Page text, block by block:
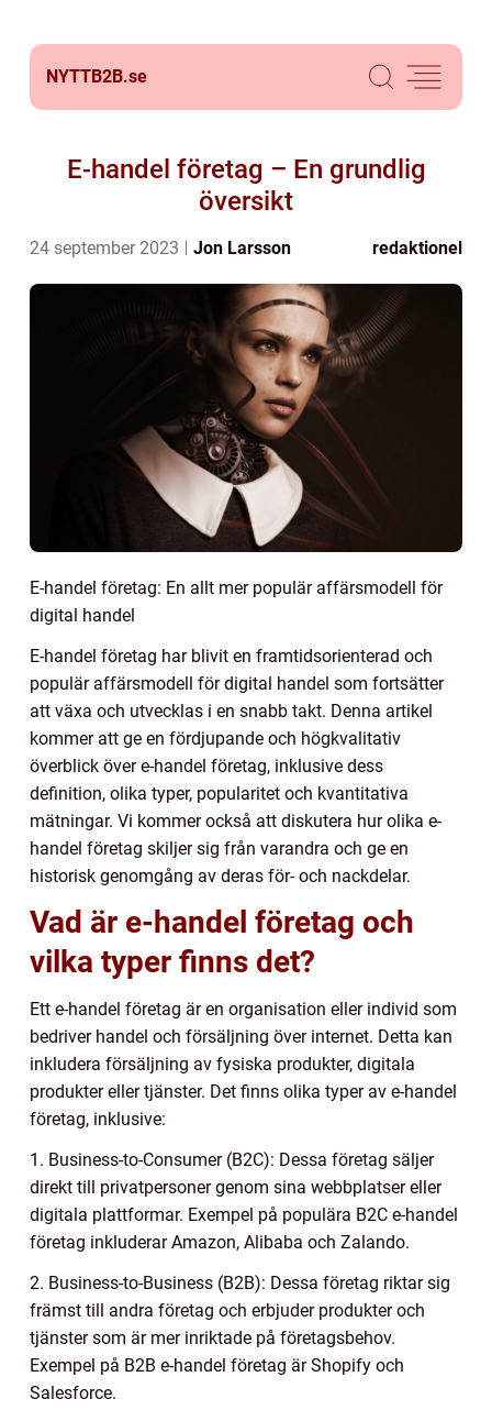
NYTTB2B.se
E-handel företag – En grundlig
översikt
24 september 2023 Jon Larsson redaktionel
E-handel företag: En allt mer populär affärsmodell för
digital handel
E-handel företag har blivit en framtidsorienterad och
populär affärsmodell för digital handel som fortsätter
att växa och utvecklas i en snabb takt. Denna artikel
kommer att ge en fördjupande och högkvalitativ
överblick över e-handel företag, inklusive dess
definition, olika typer, popularitet och kvantitativa
mätningar. Vi kommer också att diskutera hur olika e-
handel företag skiljer sig från varandra och ge en
historisk genomgång av deras för- och nackdelar.
Vad är e-handel företag och
vilka typer finns det?
Ett e-handel företag är en organisation eller individ som
bedriver handel och försäljning över internet. Detta kan
inkludera försäljning av fysiska produkter, digitala
produkter eller tjänster. Det finns olika typer av e-handel
företag, inklusive:
1. Business-to-Consumer (B2C): Dessa företag säljer
direkt till privatpersoner genom sina webbplatser eller
digitala plattformar. Exempel på populära B2C e-handel
företag inkluderar Amazon, Alibaba och Zalando.
2. Business-to-Business (B2B): Dessa företag riktar sig
främst till andra företag och erbjuder produkter och
tjänster som är mer inriktade på företagsbehov.
Exempel på B2B e-handel företag är Shopify och
Salesforce.